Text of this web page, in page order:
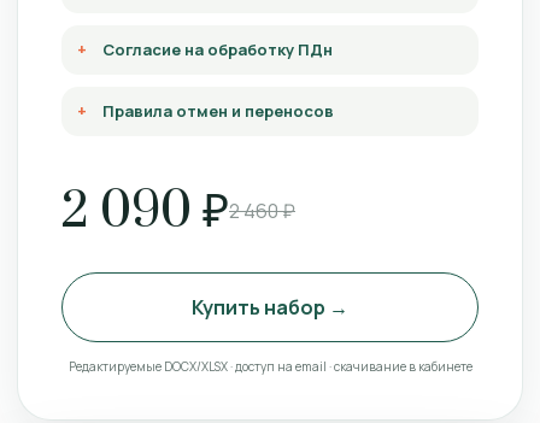
Согласие на обработку ПДн
Правила отмен и переносов
2 090 ₽2 460 ₽
Купить набор →
Редактируемые DOCX/XLSX · доступ на email · скачивание в кабинете